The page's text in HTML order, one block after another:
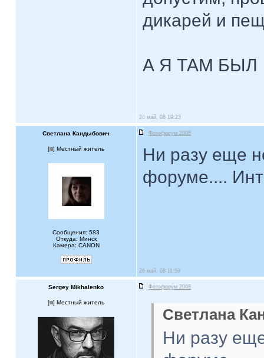
дикарей и
А Я ТАМ БЫЛ
24 май, 08 19:23
Светлана Кандыбович Фотофорум 2008
[ ] Местный житель
Сообщения: 583
Откуда: Минск
Камера: CANON
Ни разу еще
форуме....
26 май, 08 11:59
Sergey Mikhalenko Фотофорум 2008
[ ] Местный житель
Светлана
Ни разу